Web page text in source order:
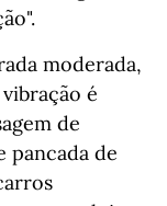
moderada,
é
de
pancada de